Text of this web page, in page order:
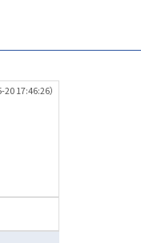
17:46:26）